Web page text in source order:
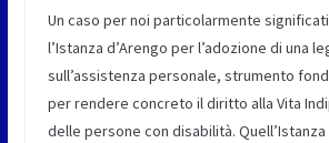
Un caso per noi particolarmente
l’Istanza d’Arengo per l’adozione di una
sull’assistenza personale, strumento
per rendere concreto il diritto alla Vita
delle persone con disabilità.